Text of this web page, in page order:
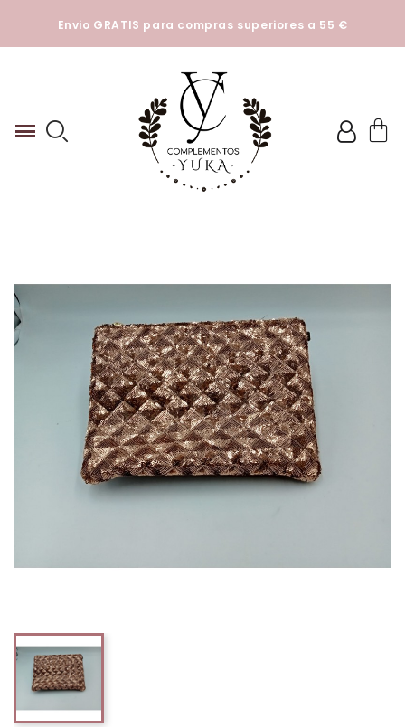
podamos mejorar su experiencia en nuestros sitios.
VerPolitica de cookies
Envio GRATIS para compras superiores a 55 €